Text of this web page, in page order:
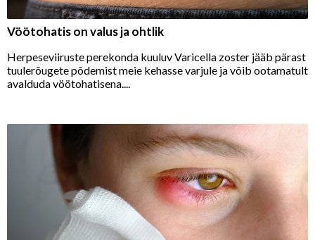
Vöötohatis on valus ja ohtlik
Herpeseviiruste perekonda kuuluv Varicella zoster jääb pärast
tuulerõugete põdemist meie kehasse varjule ja võib ootamatult
avalduda vöötohatisena....